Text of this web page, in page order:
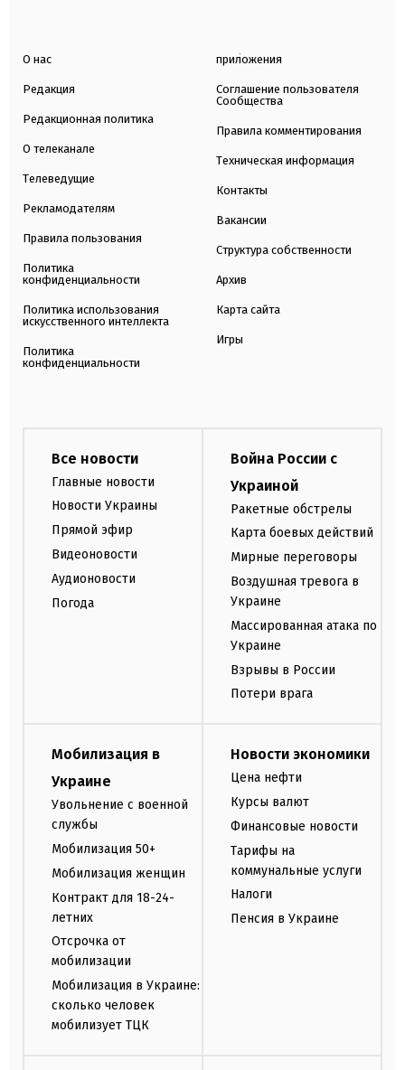
О нас
Редакция
Редакционная политика
О телеканале
Телеведущие
Рекламодателям
Правила пользования
Политика
конфиденциальности
Политика использования
искусственного интеллекта
Политика
конфиденциальности
приложения
Соглашение пользователя
Сообщества
Правила комментирования
Техническая информация
Контакты
Вакансии
Структура собственности
Архив
Карта сайта
Игры
Все новости
Главные новости
Новости Украины
Прямой эфир
Видеоновости
Аудионовости
Погода
Война России с
Украиной
Ракетные обстрелы
Карта боевых действий
Мирные переговоры
Воздушная тревога в
Украине
Массированная атака по
Украине
Взрывы в России
Потери врага
Мобилизация в
Украине
Увольнение с военной
службы
Мобилизация 50+
Мобилизация женщин
Контракт для 18-24-
летних
Отсрочка от
мобилизации
Мобилизация в Украине:
сколько человек
мобилизует ТЦК
Новости экономики
Цена нефти
Курсы валют
Финансовые новости
Тарифы на
коммунальные услуги
Налоги
Пенсия в Украине